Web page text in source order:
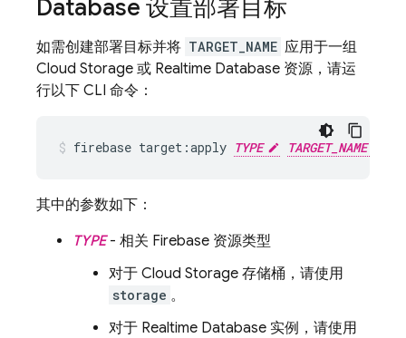
Database 设置部署目标
如需创建部署目标并将 TARGET_NAME 应用于一组
Cloud Storage 或 Realtime Database 资源，请运
行以下 CLI 命令：
firebase target:apply TYPE TARGET_NAME
其中的参数如下：
TYPE- 相关 Firebase 资源类型
对于 Cloud Storage 存储桶，请使用
storage 。
对于 Realtime Database 实例，请使用